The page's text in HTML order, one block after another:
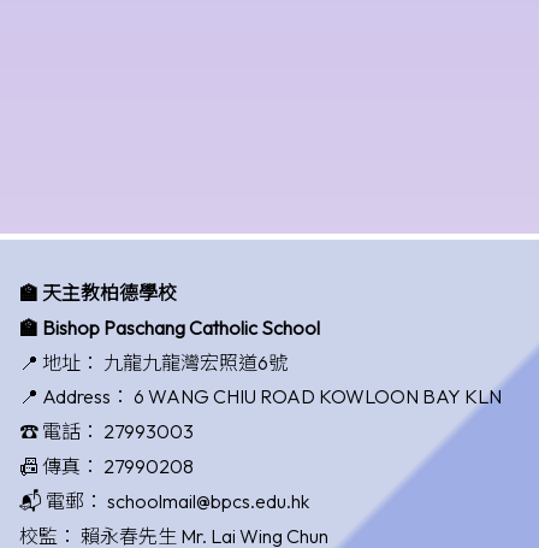
🏫 天主教柏德學校
🏫 Bishop Paschang Catholic School
📍 地址： 九龍九龍灣宏照道6號
📍 Address： 6 WANG CHIU ROAD KOWLOON BAY KLN
☎️ 電話： 27993003
📠 傳真： 27990208
📬 電郵： schoolmail@bpcs.edu.hk
校監： 賴永春先生 Mr. Lai Wing Chun